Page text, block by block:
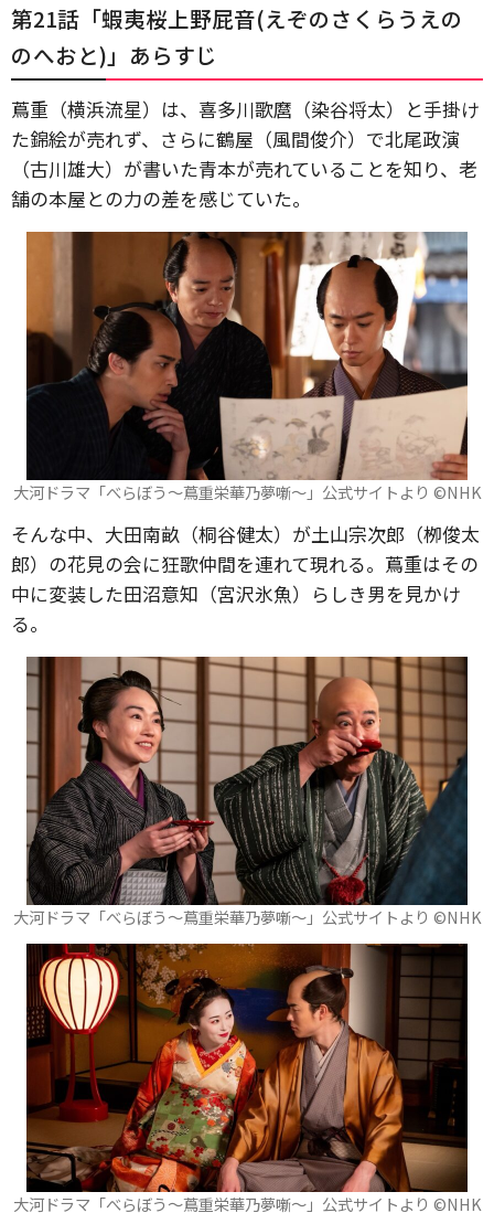
第21話「蝦夷桜上野屁音(えぞのさくらうえの
のへおと)」あらすじ
蔦重（横浜流星）は、喜多川歌麿（染谷将太）と手掛け
た錦絵が売れず、さらに鶴屋（風間俊介）で北尾政演
（古川雄大）が書いた青本が売れていることを知り、老
舗の本屋との力の差を感じていた。
大河ドラマ「べらぼう～蔦重栄華乃夢噺～」公式サイトより ©️NHK
そんな中、大田南畝（桐谷健太）が土山宗次郎（栁俊太
郎）の花見の会に狂歌仲間を連れて現れる。蔦重はその
中に変装した田沼意知（宮沢氷魚）らしき男を見かけ
る。
大河ドラマ「べらぼう～蔦重栄華乃夢噺～」公式サイトより ©️NHK
大河ドラマ「べらぼう～蔦重栄華乃夢噺～」公式サイトより ©️NHK